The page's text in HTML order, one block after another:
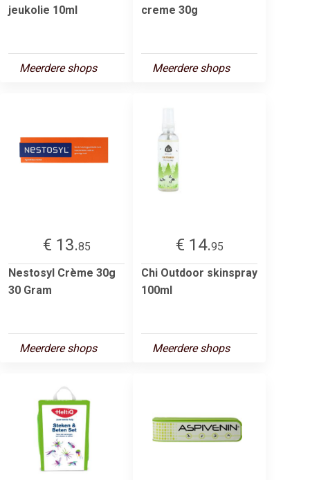
jeukolie 10ml
Meerdere shops
creme 30g
Meerdere shops
€ 13.85
Nestosyl Crème 30g
30 Gram
Meerdere shops
€ 14.95
Chi Outdoor skinspray
100ml
Meerdere shops